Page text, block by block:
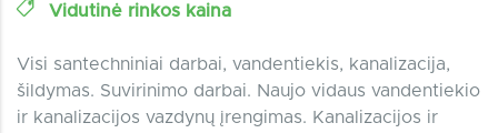
Vidutinė rinkos kaina
Visi santechniniai darbai, vandentiekis, kanalizacija,
šildymas. Suvirinimo darbai. Naujo vidaus vandentiekio
ir kanalizacijos vazdynų įrengimas. Kanalizacijos ir